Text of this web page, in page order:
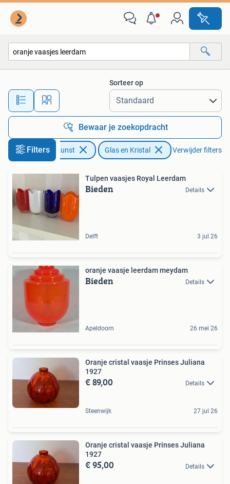
Alle afstanden…
Sorteer op
Bewaar je zoekopdracht
Filters
Antiek en Kunst Glas en Kristal Verwijder filters
Tulpen vaasjes Royal Leerdam
Bieden Details
Delft 3 jul 26
oranje vaasje leerdam meydam
Bieden Details
Apeldoorn 26 mei 26
Oranje cristal vaasje Prinses Juliana
1927
€ 89,00 Details
Steenwijk 27 jul 26
Oranje cristal vaasje Prinses Juliana
1927
€ 95,00 Details